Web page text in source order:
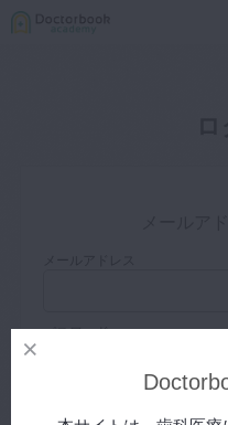
パスワード